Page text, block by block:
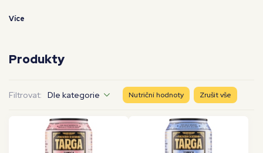
Více
Produkty
Filtrovat: Dle kategorie Nutriční hodnoty Zrušit vše